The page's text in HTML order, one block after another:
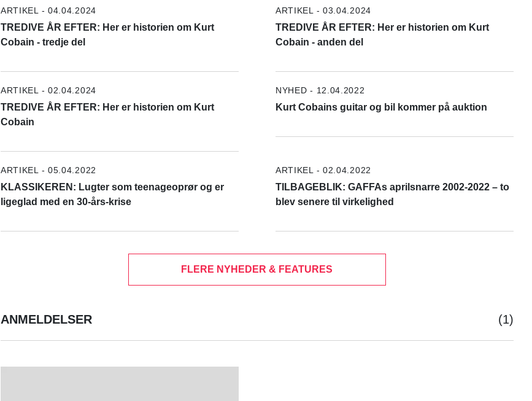
ARTIKEL - 04.04.2024
TREDIVE ÅR EFTER: Her er historien om Kurt
Cobain - tredje del
ARTIKEL - 03.04.2024
TREDIVE ÅR EFTER: Her er historien om Kurt
Cobain - anden del
ARTIKEL - 02.04.2024
TREDIVE ÅR EFTER: Her er historien om Kurt
Cobain
NYHED - 12.04.2022
Kurt Cobains guitar og bil kommer på auktion
ARTIKEL - 05.04.2022
KLASSIKEREN: Lugter som teenageoprør og er
ligeglad med en 30-års-krise
ARTIKEL - 02.04.2022
TILBAGEBLIK: GAFFAs aprilsnarre 2002-2022 – to
blev senere til virkelighed
FLERE NYHEDER & FEATURES
ANMELDELSER (1)